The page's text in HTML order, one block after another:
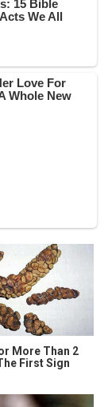
More Than 2
First Sign